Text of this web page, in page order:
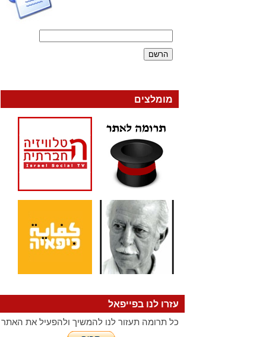
מומלצים
עזרו לנו בפייפאל
כל תרומה תעזור לנו להמשיך ולהפעיל את האתר